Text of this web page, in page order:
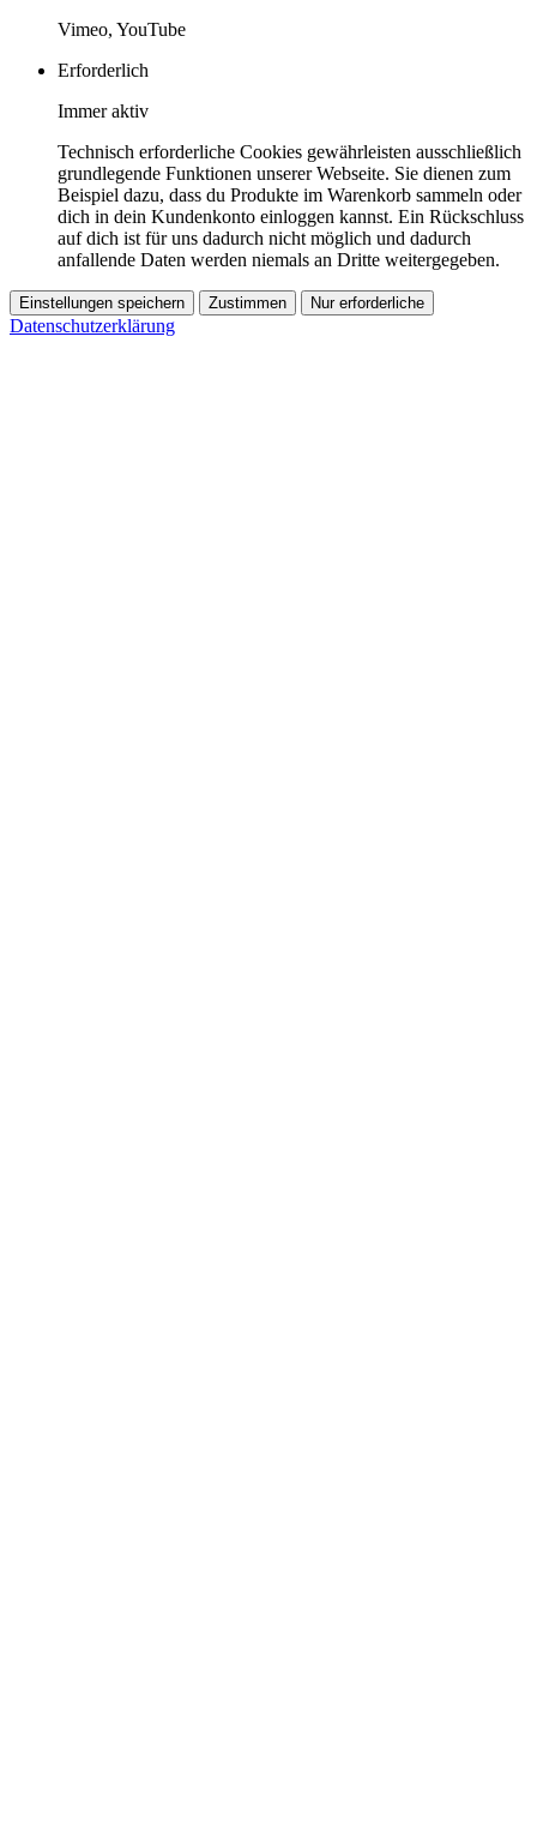
Vimeo, YouTube
Erforderlich
Immer aktiv
Technisch erforderliche Cookies gewährleisten ausschließlich
grundlegende Funktionen unserer Webseite. Sie dienen zum
Beispiel dazu, dass du Produkte im Warenkorb sammeln oder
dich in dein Kundenkonto einloggen kannst. Ein Rückschluss
auf dich ist für uns dadurch nicht möglich und dadurch
anfallende Daten werden niemals an Dritte weitergegeben.
Einstellungen speichern Zustimmen Nur erforderliche
Datenschutzerklärung